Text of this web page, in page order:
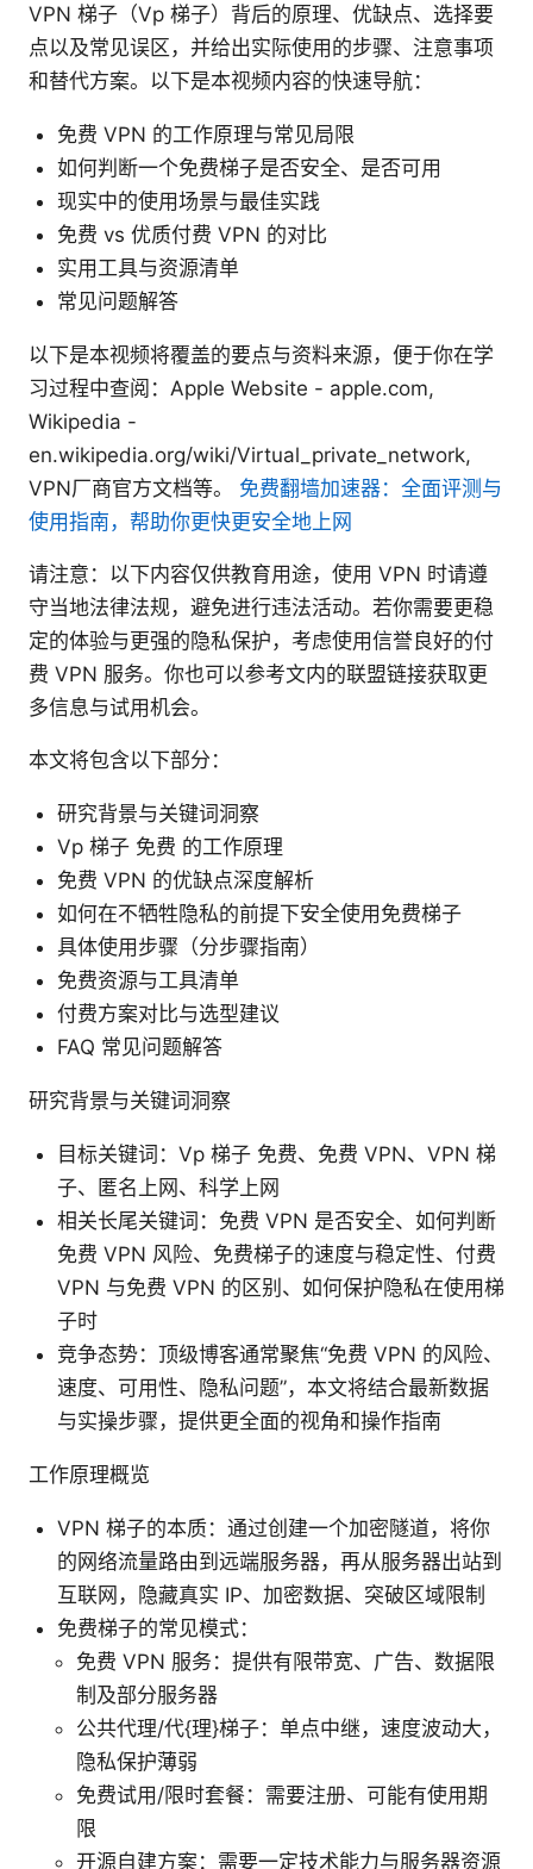
VPN 梯子（Vp 梯子）背后的原理、优缺点、选择要
点以及常见误区，并给出实际使用的步骤、注意事项
和替代方案。以下是本视频内容的快速导航：
免费 VPN 的工作原理与常见局限
如何判断一个免费梯子是否安全、是否可用
现实中的使用场景与最佳实践
免费 vs 优质付费 VPN 的对比
实用工具与资源清单
常见问题解答
以下是本视频将覆盖的要点与资料来源，便于你在学
习过程中查阅：Apple Website - apple.com,
Wikipedia -
en.wikipedia.org/wiki/Virtual_private_network,
VPN厂商官方文档等。 免费翻墙加速器：全面评测与
使用指南，帮助你更快更安全地上网
请注意：以下内容仅供教育用途，使用 VPN 时请遵
守当地法律法规，避免进行违法活动。若你需要更稳
定的体验与更强的隐私保护，考虑使用信誉良好的付
费 VPN 服务。你也可以参考文内的联盟链接获取更
多信息与试用机会。
本文将包含以下部分：
研究背景与关键词洞察
Vp 梯子 免费 的工作原理
免费 VPN 的优缺点深度解析
如何在不牺牲隐私的前提下安全使用免费梯子
具体使用步骤（分步骤指南）
免费资源与工具清单
付费方案对比与选型建议
FAQ 常见问题解答
研究背景与关键词洞察
目标关键词：Vp 梯子 免费、免费 VPN、VPN 梯
子、匿名上网、科学上网
相关长尾关键词：免费 VPN 是否安全、如何判断
免费 VPN 风险、免费梯子的速度与稳定性、付费
VPN 与免费 VPN 的区别、如何保护隐私在使用梯
子时
竞争态势：顶级博客通常聚焦“免费 VPN 的风险、
速度、可用性、隐私问题”，本文将结合最新数据
与实操步骤，提供更全面的视角和操作指南
工作原理概览
VPN 梯子的本质：通过创建一个加密隧道，将你
的网络流量路由到远端服务器，再从服务器出站到
互联网，隐藏真实 IP、加密数据、突破区域限制
免费梯子的常见模式：
免费 VPN 服务：提供有限带宽、广告、数据限
制及部分服务器
公共代理/代{理}梯子：单点中继，速度波动大，
隐私保护薄弱
免费试用/限时套餐：需要注册、可能有使用期
限
开源自建方案：需要一定技术能力与服务器资源